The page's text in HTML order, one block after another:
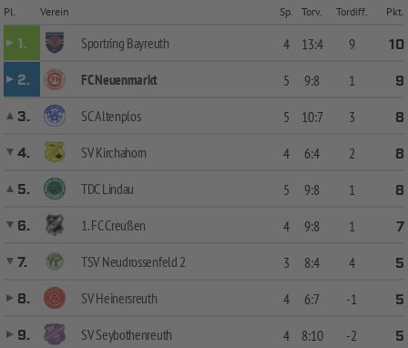
Pl. Verein Sp. Torv. Tordiff. Pkt.
1. Sportring Bayreuth 4 13:4 9
10
2.
FC Neuenmarkt 5 9:8 1
9
3.
SC Altenplos 5 10:7 3
8
4.
SV Kirchahorn 4 6:4 2
8
5.
TDC Lindau 5 9:8 1
8
6.
1. FC Creußen 4 9:8 1
7
7.
TSV Neudrossenfeld 2 3 8:4 4
5
8.
SV Heinersreuth 4 6:7 -1
5
9.
SV Seybothenreuth 4 8:10 -2
5